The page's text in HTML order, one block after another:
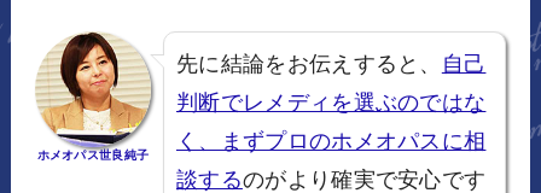
ホメオパス世良純子
先に結論をお伝えすると、
自己
判断でレメディを選ぶのではな
く、まずプロのホメオパスに相
談するのがより確実で安心です